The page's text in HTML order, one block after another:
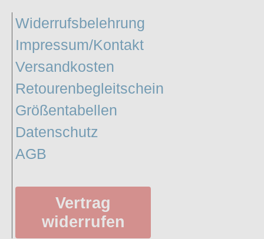
Widerrufsbelehrung
Impressum/Kontakt
Versandkosten
Retourenbegleitschein
Größentabellen
Datenschutz
AGB
Vertrag
widerrufen